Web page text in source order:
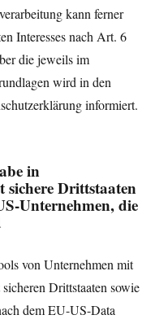
kann ferner
Interesses nach Art. 6
die jeweils im
wird in den
informiert.
in
sichere Drittstaaten
Unternehmen, die
von Unternehmen mit
Drittstaaten sowie
dem EU-US-Data